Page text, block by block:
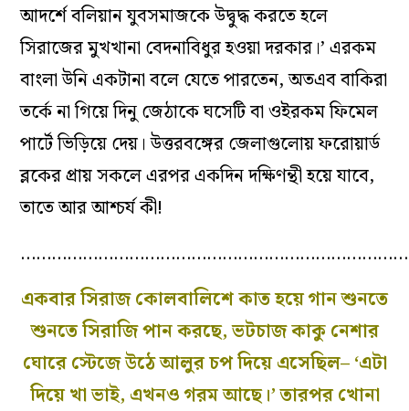
আদর্শে বলিয়ান যুবসমাজকে উদ্বুদ্ধ করতে হলে
সিরাজের মুখখানা বেদনাবিধুর হওয়া দরকার।’ এরকম
বাংলা উনি একটানা বলে যেতে পারতেন, অতএব বাকিরা
তর্কে না গিয়ে দিনু জেঠাকে ঘসেটি বা ওইরকম ফিমেল
পার্টে ভিড়িয়ে দেয়। উত্তরবঙ্গের জেলাগুলোয় ফরোয়ার্ড
ব্লকের প্রায় সকলে এরপর একদিন দক্ষিণন্থী হয়ে যাবে,
তাতে আর আশ্চর্য কী!
একবার সিরাজ কোলবালিশে কাত হয়ে গান শুনতে
শুনতে সিরাজি পান করছে, ভটচাজ কাকু নেশার
ঘোরে স্টেজে উঠে আলুর চপ দিয়ে এসেছিল– ‘এটা
দিয়ে খা ভাই, এখনও গরম আছে।’ তারপর খোনা